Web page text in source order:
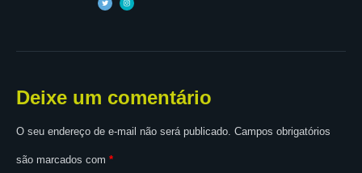
Deixe um comentário
O seu endereço de e-mail não será publicado. Campos obrigatórios
são marcados com *